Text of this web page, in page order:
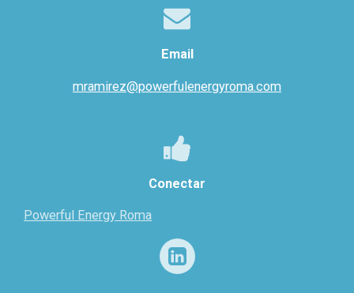
Email
mramirez@powerfulenergyroma.com
Conectar
Powerful Energy Roma